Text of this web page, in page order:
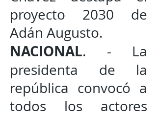
proyecto 2030 de
Adán Augusto.
NACIONAL. - La
presidenta de la
república convocó a
todos los actores